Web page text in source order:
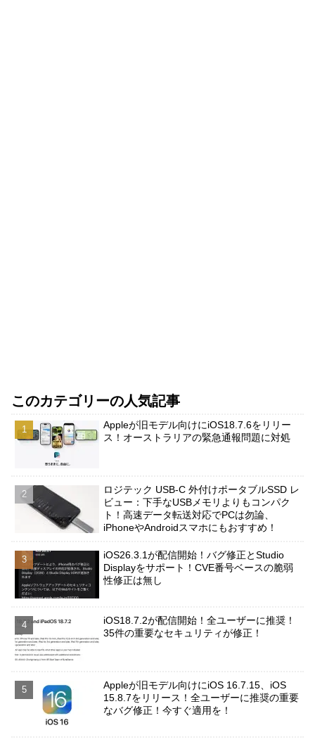
このカテゴリーの人気記事
Appleが旧モデル向けにiOS18.7.6をリリー
ス！オーストラリアの緊急通報問題に対処
ロジテック USB-C 外付けポータブルSSD レ
ビュー：下手なUSBメモリよりもコンパク
ト！高速データ転送対応でPCは勿論、
iPhoneやAndroidスマホにもおすすめ！
iOS26.3.1が配信開始！バグ修正とStudio
Displayをサポート！CVE番号ベースの脆弱
性修正は無し
iOS18.7.2が配信開始！全ユーザーに推奨！
35件の重要なセキュリティが修正！
Appleが旧モデル向けにiOS 16.7.15、iOS
15.8.7をリリース！全ユーザーに推奨の重要
なバグ修正！今すぐ適用を！